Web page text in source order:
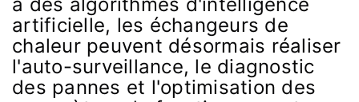
artificielle, les échangeurs de
chaleur peuvent désormais réaliser
l'auto-surveillance, le diagnostic
des pannes et l'optimisation des